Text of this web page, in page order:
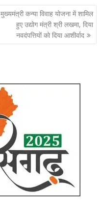
मुख्यमंत्री कन्या विवाह योजना में शामिल
हुए उद्योग मंत्री श्री लखमा, दिया
नवदंपत्तियों को दिया आशीर्वाद